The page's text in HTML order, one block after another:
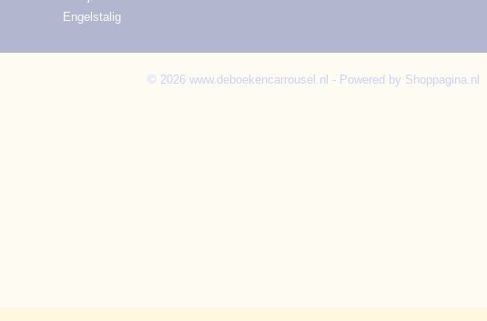
Engelstalig
© 2026 www.deboekencarrousel.nl - Powered by Shoppagina.nl